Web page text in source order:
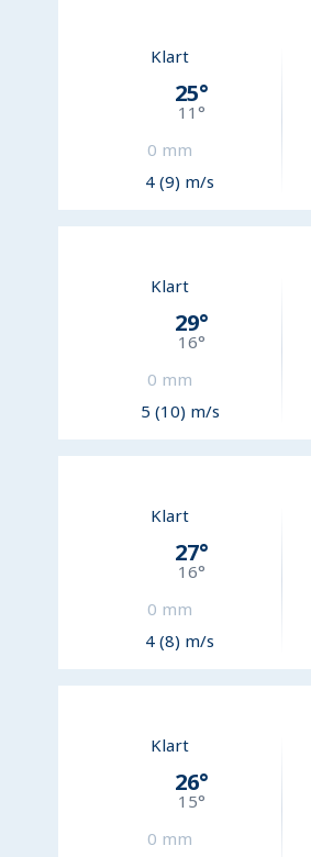
Klart
25°
11 °
0 mm
4 (9) m/s
Klart
29°
16°
0 mm
5 (10) m/s
Klart
27°
16°
0 mm
4 (8) m/s
Klart
26°
15°
0 mm